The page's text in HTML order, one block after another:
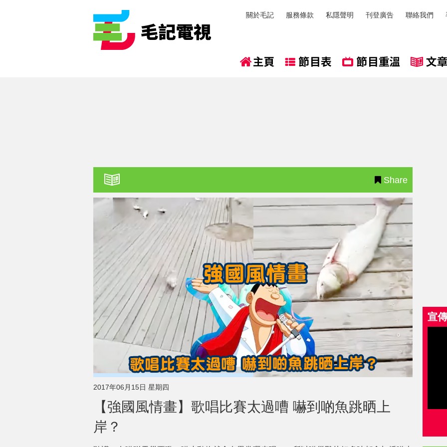
關於毛記 服務條款 私隱聲明 刊登廣告 聯絡我們
Share
2017年06月15日 星期四
【強國風情畫】歌唱比賽太過嘈 嚇到啲魚跳晒上
岸？
宣